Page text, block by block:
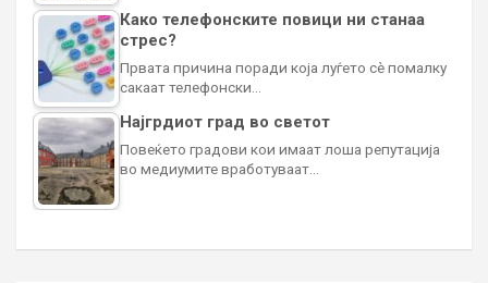
Како телефонските повици ни станаа
стрес?
Првата причина поради која луѓето сè помалку
сакаат телефонски…
Најгрдиот град во светот
Повеќето градови кои имаат лоша репутација
во медиумите вработуваат…